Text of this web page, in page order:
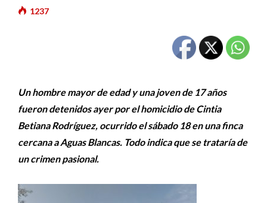
1237
Un hombre mayor de edad y una joven de 17 años
fueron detenidos ayer por el homicidio de Cintia
Betiana Rodríguez, ocurrido el sábado 18 en una finca
cercana a Aguas Blancas. Todo indica que se trataría de
un crimen pasional.